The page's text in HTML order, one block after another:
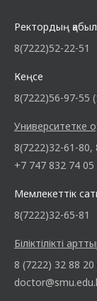
Ректордың
8(7222)52-22-51
Кеңсе
8(7222)56-97-55
Университетке
8(7222)32-61-80,
+7 747 832 74
Мемлекеттік
8(7222)32-65-81
Біліктілікті
8 (7222) 32 88 20